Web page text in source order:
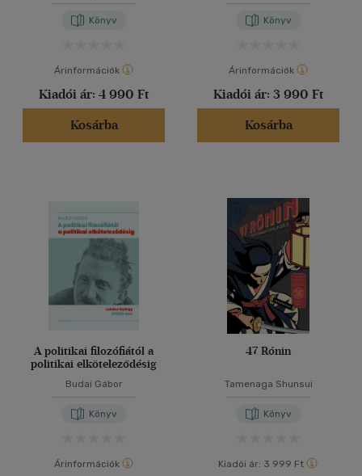
Könyv
Árinformációk
Kiadói ár: 4 990 Ft
Kosárba
Könyv
Árinformációk
Kiadói ár: 3 990 Ft
Kosárba
A politikai filozófiától a
politikai elköteleződésig
Budai Gábor
Könyv
Árinformációk
47 Rónin
Tamenaga Shunsui
Könyv
Kiadói ár: 3 999 Ft